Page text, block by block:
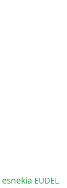
esnekia EUDEL